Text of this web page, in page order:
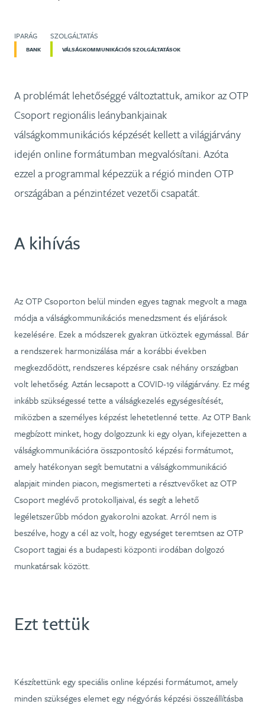
IPARÁG
BANK
SZOLGÁLTATÁS
VÁLSÁGKOMMUNIKÁCIÓS SZOLGÁLTATÁSOK
A problémát lehetőséggé változtattuk, amikor az OTP
Csoport regionális leánybankjainak
válságkommunikációs képzését kellett a világjárvány
idején online formátumban megvalósítani. Azóta
ezzel a programmal képezzük a régió minden OTP
országában a pénzintézet vezetői csapatát.
A kihívás
Az OTP Csoporton belül minden egyes tagnak megvolt a maga
módja a válságkommunikációs menedzsment és eljárások
kezelésére. Ezek a módszerek gyakran ütköztek egymással. Bár
a rendszerek harmonizálása már a korábbi években
megkezdődött, rendszeres képzésre csak néhány országban
volt lehetőség. Aztán lecsapott a COVID-19 világjárvány. Ez még
inkább szükségessé tette a válságkezelés egységesítését,
miközben a személyes képzést lehetetlenné tette. Az OTP Bank
megbízott minket, hogy dolgozzunk ki egy olyan, kifejezetten a
válságkommunikációra összpontosító képzési formátumot,
amely hatékonyan segít bemutatni a válságkommunikáció
alapjait minden piacon, megismerteti a résztvevőket az OTP
Csoport meglévő protokolljaival, és segít a lehető
legéletszerűbb módon gyakorolni azokat. Arról nem is
beszélve, hogy a cél az volt, hogy egységet teremtsen az OTP
Csoport tagjai és a budapesti központi irodában dolgozó
munkatársak között.
Ezt tettük
Készítettünk egy speciális online képzési formátumot, amely
minden szükséges elemet egy négyórás képzési összeállításba